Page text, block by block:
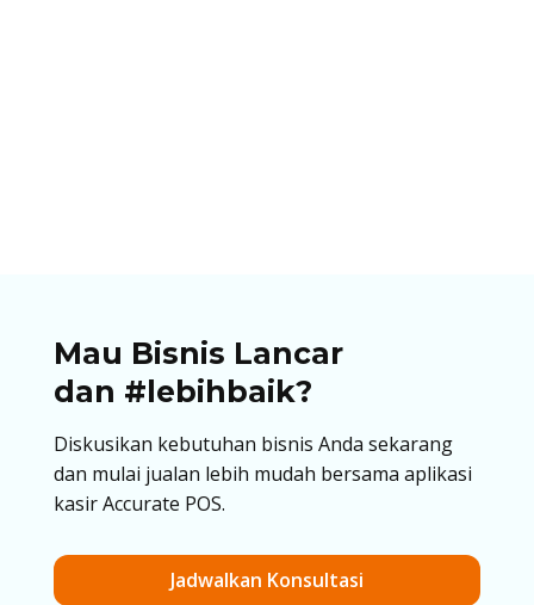
Mau Bisnis Lancar
dan #lebihbaik?
Diskusikan kebutuhan bisnis Anda sekarang
dan mulai jualan lebih mudah bersama aplikasi
kasir Accurate POS.
Jadwalkan Konsultasi